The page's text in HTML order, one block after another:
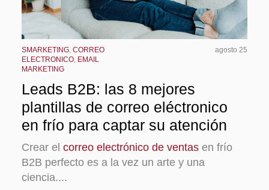
SMARKETING CORREO
ELECTRONICO EMAIL
MARKETING
agosto 25
Leads B2B: las 8 mejores
plantillas de correo eléctronico
en frío para captar su atención
Crear el correo electrónico de ventas en frío
B2B perfecto es a la vez un arte y una
ciencia....